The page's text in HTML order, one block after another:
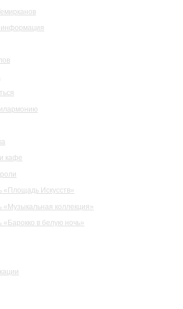
информация
кафе
«Площадь Искусств»
«Музыкальная коллекция»
«Барокко в белую ночь»